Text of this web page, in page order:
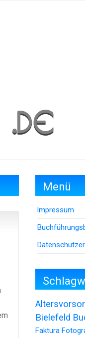
Menü
Impressum
Bielefeld
Faktura